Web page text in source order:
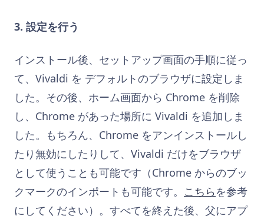
3. 設定を行う
インストール後、セットアップ画面の手順に従っ
て、Vivaldi を デフォルトのブラウザに設定しま
した。その後、ホーム画面から Chrome を削除
し、Chrome があった場所に Vivaldi を追加しま
した。もちろん、Chrome をアンインストールし
たり無効にしたりして、Vivaldi だけをブラウザ
として使うことも可能です（Chrome からのブッ
クマークのインポートも可能です。 こちら を参考
にしてください）。すべてを終えた後、父にアプ